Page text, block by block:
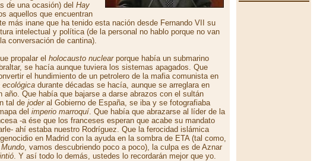
de una ocasión) del Hay
aquellos que encuentran
más inane que ha tenido esta nación desde Fernando VII su
intelectual y política (de la personal no hablo porque no van
conversación de cantina).
propalar el holocausto nuclearporque había un submarino
se hacía aunque tuviera los sistemas apagados. Que
el hundimiento de un petrolero de la mafia comunista en
ecológica durante décadas se hacía, aunque se arreglara en
año. Que había que bajarse a darse abrazos con el sultán
tal de joderal Gobierno de España, se iba y se fotografiaba
del imperio marroquí. Que había que abrazarse al líder de la
-a ése que los franceses esperan que acabe su mandato
ahí estaba nuestro Rodríguez. Que la ferocidad islámica
en Madrid con la ayuda en la sombra de ETA (tal como,
, vamos descubriendo poco a poco), la culpa es de Aznar
. Y así todo lo demás, ustedes lo recordarán mejor que yo.